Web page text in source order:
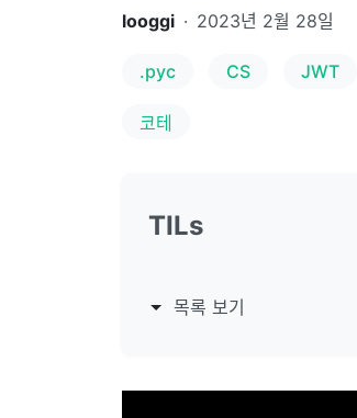
looggi · 2023년 2월 28일
.pyc CS JWT
코테
TILs
목록 보기